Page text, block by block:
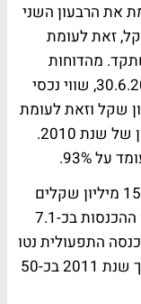
את הרבעון השני
של כ- 5 מיליון שקל, זאת לעומת
מהדוחות
הכספיים של החברה עולה כי נכון ל-30.6.2011, שווי נכסי
מסתכמים בכ-673 מיליון שקל וזאת לעומת
שווי של כ- 452 מיליון שקל ביום האחרון של שנת 2010.
93%.
הכנסות הקרן ברבעון השני הסתכמו בכ- 15 מיליון שקלים
פי 2 לעומת הרבעון המקביל אז הסתכמו ההכנסות בכ-7.1
התפעולית נטו
של החברה (NOI) צפויה להסתכם במהלך שנת 2011 בכ-50